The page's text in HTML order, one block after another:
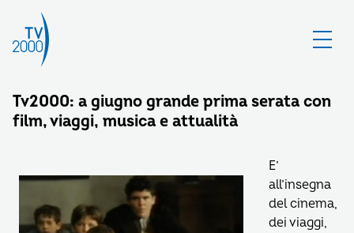
Tv2000: a giugno grande prima serata con
film, viaggi, musica e attualità
E’
all’insegna
del cinema,
dei viaggi,